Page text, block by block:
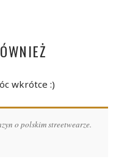
wkrótce :)
o polskim streetwearze.